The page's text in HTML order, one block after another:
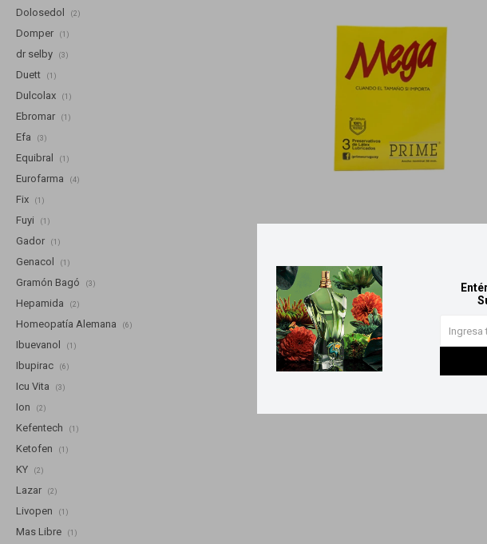
Preservativos Mega Prime
$
Dolosedol (2)
Domper (1)
dr selby (3)
Duett (1)
Dulcolax (1)
Ebromar (1)
Efa (3)
Equibral (1)
Eurofarma (4)
Fix (1)
Fuyi (1)
Gador (1)
Genacol (1)
Gramón Bagó (3)
Hepamida (2)
Homeopatía Alemana (6)
Ibuevanol (1)
Ibupirac (6)
Icu Vita (3)
Ion (2)
Kefentech (1)
Ketofen (1)
KY (2)
Lazar (2)
Livopen (1)
Mas Libre (1)